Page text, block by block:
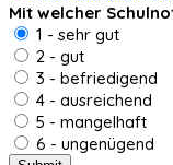
Mit welcher
1 - sehr gut
2 - gut
3 - befriedigend
4 - ausreichend
5 - mangelhaft
6 - ungenügend